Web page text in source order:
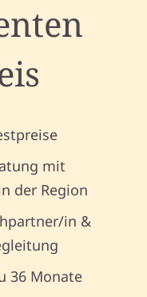
mit
der Region
in &
36 Monate